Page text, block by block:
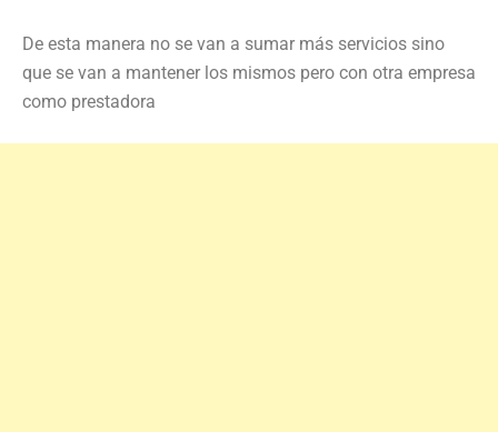
De esta manera no se van a sumar más servicios sino
que se van a mantener los mismos pero con otra empresa
como prestadora